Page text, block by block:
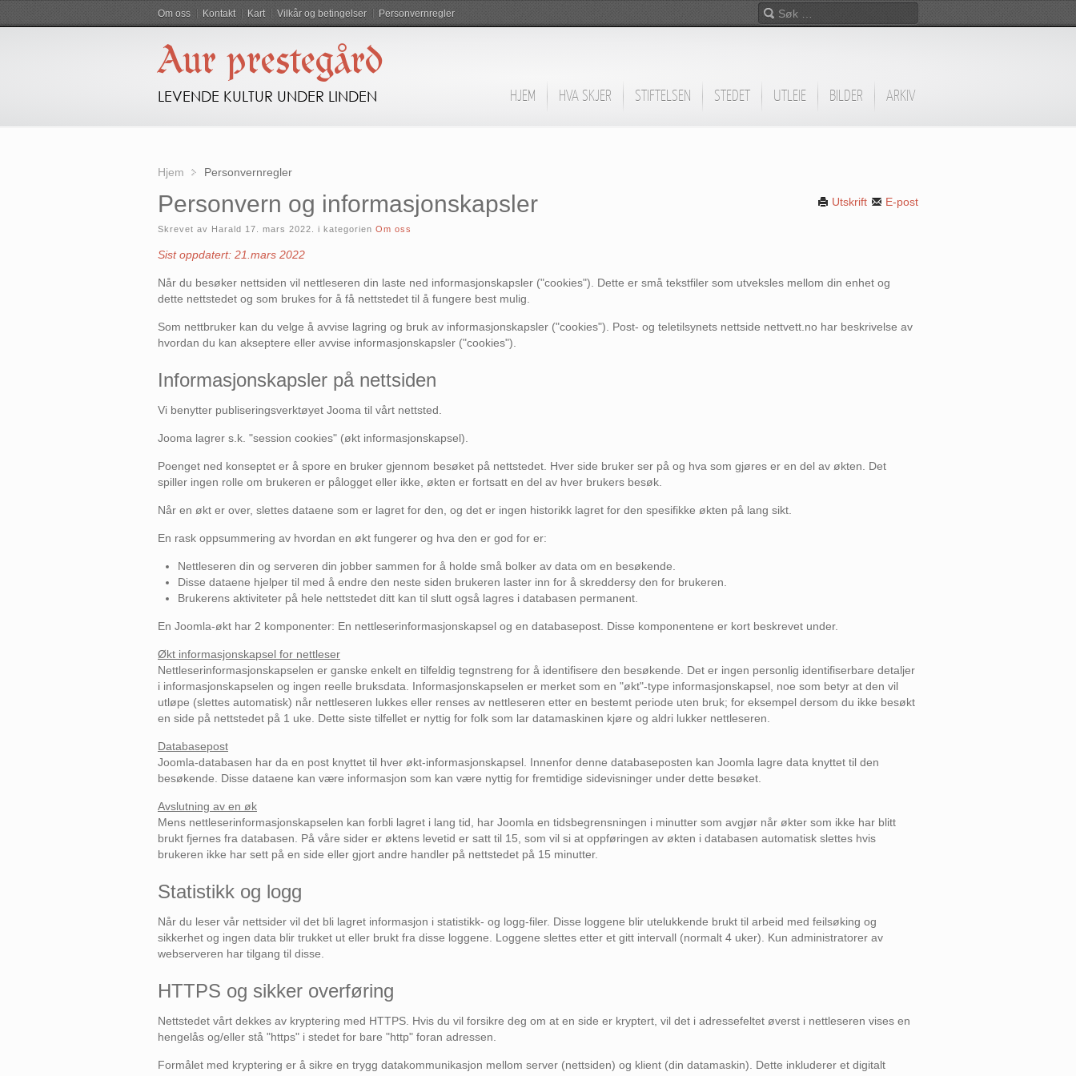
Om oss Kontakt Kart Vilkår og betingelser Personvernregler
Aur prestegård
LEVENDE KULTUR UNDER LINDEN HJEM HVA SKJER STIFTELSEN STEDET UTLEIE BILDER ARKIV
Hjem Personvernregler
E-post
Utskrift
Personvern og informasjonskapsler
Skrevet av Harald 17. mars 2022 . i kategorien Om oss
Sist oppdatert: 21.mars 2022
Når du besøker nettsiden vil nettleseren din laste ned informasjonskapsler ("cookies"). Dette er små tekstfiler som utveksles mellom din enhet og
dette nettstedet og som brukes for å få nettstedet til å fungere best mulig.
Som nettbruker kan du velge å avvise lagring og bruk av informasjonskapsler ("cookies"). Post- og teletilsynets nettside nettvett.no har beskrivelse av
hvordan du kan akseptere eller avvise informasjonskapsler ("cookies").
Informasjonskapsler på nettsiden
Vi benytter publiseringsverktøyet Jooma til vårt nettsted.
Jooma lagrer s.k. "session cookies" (økt informasjonskapsel).
Poenget ned konseptet er å spore en bruker gjennom besøket på nettstedet. Hver side bruker ser på og hva som gjøres er en del av økten. Det
spiller ingen rolle om brukeren er pålogget eller ikke, økten er fortsatt en del av hver brukers besøk.
Når en økt er over, slettes dataene som er lagret for den, og det er ingen historikk lagret for den spesifikke økten på lang sikt.
En rask oppsummering av hvordan en økt fungerer og hva den er god for er:
Nettleseren din og serveren din jobber sammen for å holde små bolker av data om en besøkende.
Disse dataene hjelper til med å endre den neste siden brukeren laster inn for å skreddersy den for brukeren.
Brukerens aktiviteter på hele nettstedet ditt kan til slutt også lagres i databasen permanent.
En Joomla-økt har 2 komponenter: En nettleserinformasjonskapsel og en databasepost. Disse komponentene er kort beskrevet under.
Økt informasjonskapsel for nettleser
Nettleserinformasjonskapselen er ganske enkelt en tilfeldig tegnstreng for å identifisere den besøkende. Det er ingen personlig identifiserbare detaljer
i informasjonskapselen og ingen reelle bruksdata. Informasjonskapselen er merket som en "økt"-type informasjonskapsel, noe som betyr at den vil
utløpe (slettes automatisk) når nettleseren lukkes eller renses av nettleseren etter en bestemt periode uten bruk; for eksempel dersom du ikke besøkt
en side på nettstedet på 1 uke. Dette siste tilfellet er nyttig for folk som lar datamaskinen kjøre og aldri lukker nettleseren.
Databasepost
Joomla-databasen har da en post knyttet til hver økt-informasjonskapsel. Innenfor denne databaseposten kan Joomla lagre data knyttet til den
besøkende. Disse dataene kan være informasjon som kan være nyttig for fremtidige sidevisninger under dette besøket.
Avslutning av en øk
Mens nettleserinformasjonskapselen kan forbli lagret i lang tid, har Joomla en tidsbegrensningen i minutter som avgjør når økter som ikke har blitt
brukt fjernes fra databasen. På våre sider er øktens levetid er satt til 15, som vil si at oppføringen av økten i databasen automatisk slettes hvis
brukeren ikke har sett på en side eller gjort andre handler på nettstedet på 15 minutter.
Statistikk og logg
Når du leser vår nettsider vil det bli lagret informasjon i statistikk- og logg-filer. Disse loggene blir utelukkende brukt til arbeid med feilsøking og
sikkerhet og ingen data blir trukket ut eller brukt fra disse loggene. Loggene slettes etter et gitt intervall (normalt 4 uker). Kun administratorer av
webserveren har tilgang til disse.
HTTPS og sikker overføring
Nettstedet vårt dekkes av kryptering med HTTPS. Hvis du vil forsikre deg om at en side er kryptert, vil det i adressefeltet øverst i nettleseren vises en
hengelås og/eller stå "https" i stedet for bare "http" foran adressen.
Formålet med kryptering er å sikre en trygg datakommunikasjon mellom server (nettsiden) og klient (din datamaskin). Dette inkluderer et digitalt